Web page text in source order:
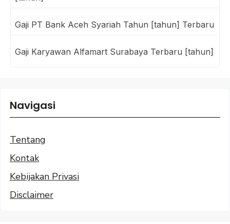
Gaji PT Bank Aceh Syariah Tahun [tahun] Terbaru
Gaji Karyawan Alfamart Surabaya Terbaru [tahun]
Navigasi
Tentang
Kontak
Kebijakan Privasi
Disclaimer